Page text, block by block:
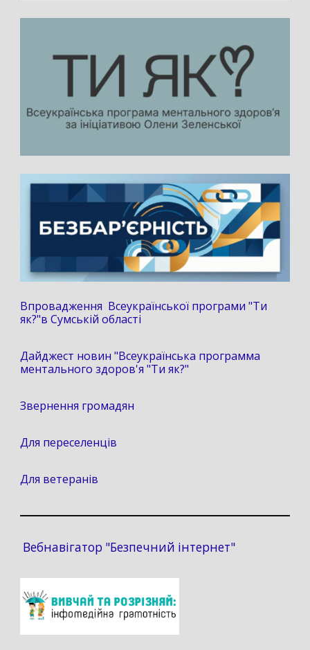
Впровадження Всеукраїнської програми "Ти
як?"в Сумській області
Дайджест новин "Всеукраїнська программа
ментального здоров'я "Ти як?"
Звернення громадян
Для переселенців
Для ветеранів
Вебнавігатор "Безпечний інтернет"